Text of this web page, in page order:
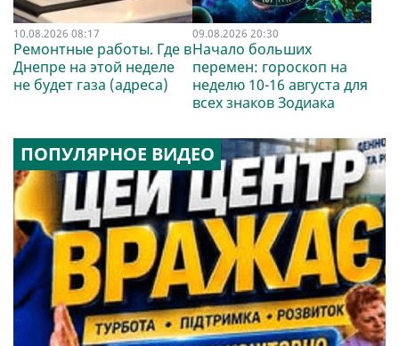
10.08.2026 08:17
Ремонтные работы. Где в
Днепре на этой неделе
не будет газа (адреса)
09.08.2026 20:30
Начало больших
перемен: гороскоп на
неделю 10-16 августа для
всех знаков Зодиака
ПОПУЛЯРНОЕ ВИДЕО